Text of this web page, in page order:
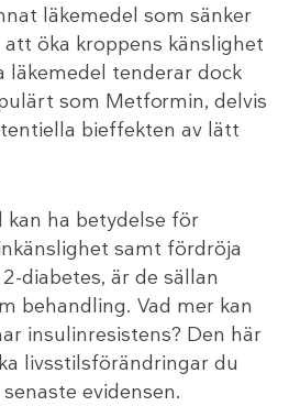
läkemedel som sänker
öka kroppens känslighet
läkemedel tenderar dock
som Metformin, delvis
bieffekten av lätt
kan ha betydelse för
samt fördröja
diabetes, är de sällan
behandling. Vad mer kan
insulinresistens? Den här
livsstilsförändringar du
evidensen.